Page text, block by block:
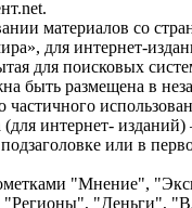
материалов со
для интернет-
для поисковых
быть размещена в
частичного
(для интернет-
или в
"Мнение",
"Регионы", "Деньги",